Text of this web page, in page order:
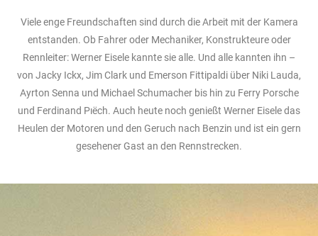
Viele enge Freundschaften sind durch die Arbeit mit der Kamera
entstanden. Ob Fahrer oder Mechaniker, Konstrukteure oder
Rennleiter: Werner Eisele kannte sie alle. Und alle kannten ihn –
von Jacky Ickx, Jim Clark und Emerson Fittipaldi über Niki Lauda,
Ayrton Senna und Michael Schumacher bis hin zu Ferry Porsche
und Ferdinand Pıëch. Auch heute noch genießt Werner Eisele das
Heulen der Motoren und den Geruch nach Benzin und ist ein gern
gesehener Gast an den Rennstrecken.